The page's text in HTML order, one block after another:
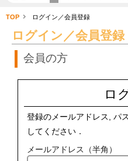
TOP ログイン／会員登録
ログイン／会員登録
会員の方
ロ
登録のメールアドレス, パ
してください．
メールアドレス（半角）